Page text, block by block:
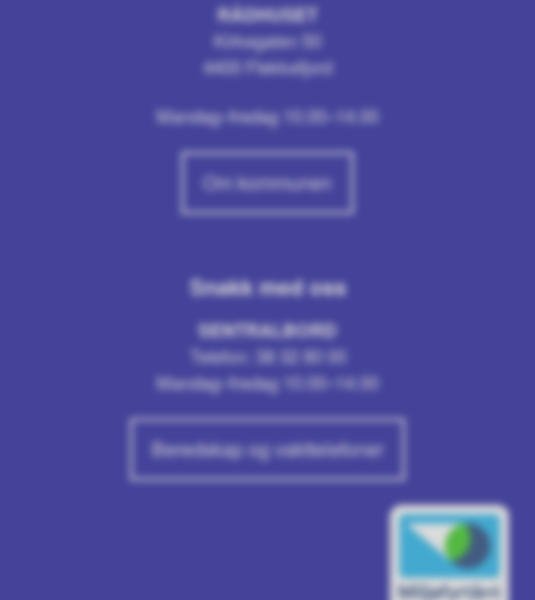
RÅDHUSET
Kirkegaten 50
4400 Flekkefjord
Mandag–fredag 10.00–14.00
Om kommunen
Snakk med oss
SENTRALBORD
Telefon: 38 32 80 00
Mandag–fredag 10.00–14.00
Beredskap og vakttelefoner